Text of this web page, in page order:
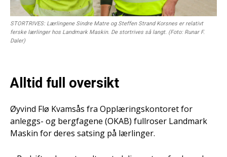
STORTRIVES: Lærlingene Sindre Matre og Steffen Strand Korsnes er relativt
ferske lærlinger hos Landmark Maskin. De stortrives så langt. (Foto: Runar F.
Daler)
Alltid full oversikt
Øyvind Flø Kvamsås fra Opplæringskontoret for
anleggs- og bergfagene (OKAB) fullroser Landmark
Maskin for deres satsing på lærlinger.